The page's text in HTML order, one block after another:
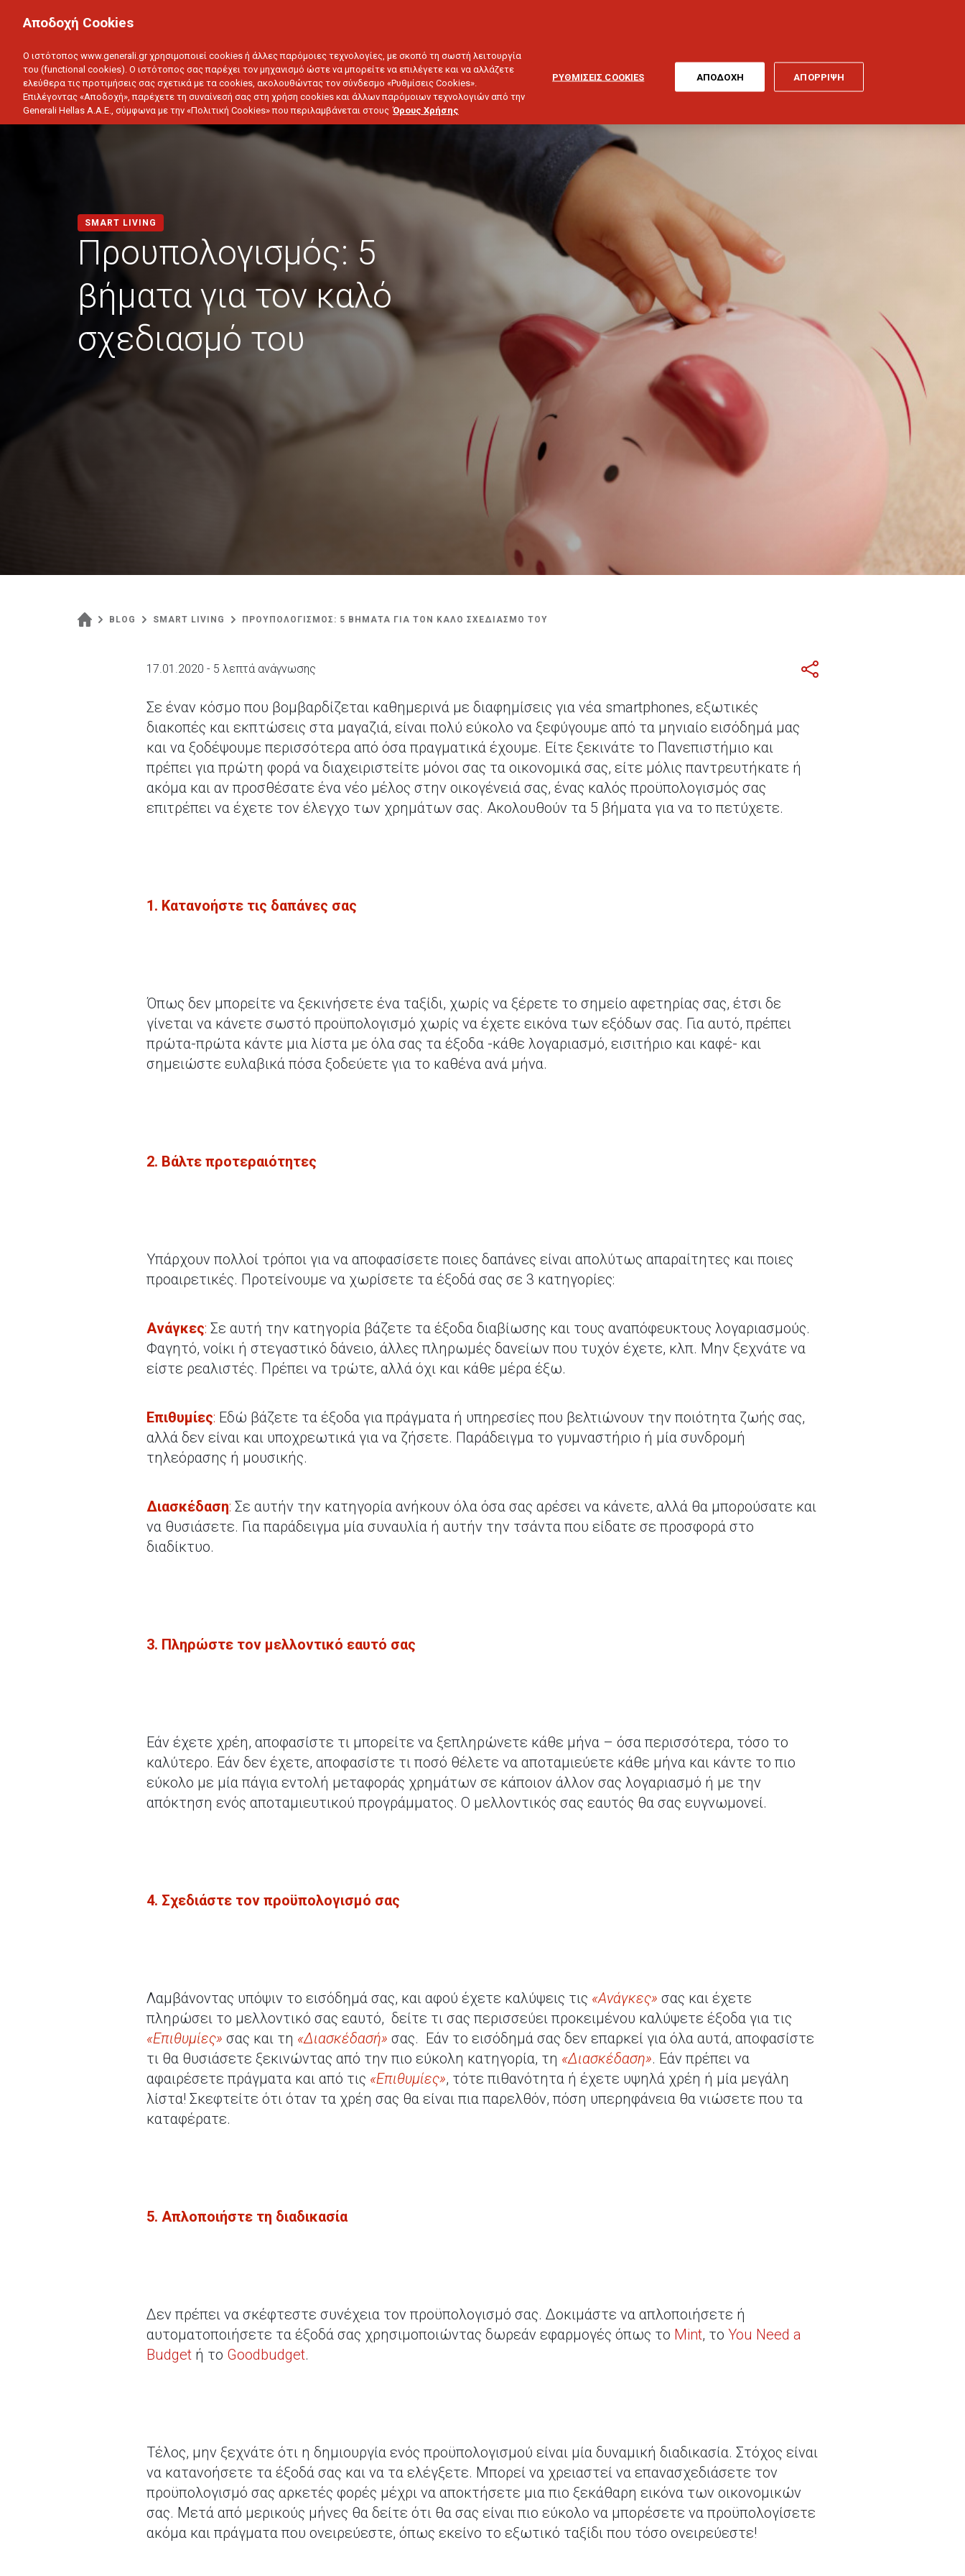
ΥΓΕΙΑ ΑΥΤΟΚΙΝΗΤΟ ΣΠΙΤΙ ΑΠΟΤΑΜΙΕΥΣΗ & ΕΠΕΝΔΥΣΕΙΣ ΤΑΞΙΔΙ ΣΚΑΦΟΣ
SMART LIVING
Προυπολογισμός: 5
βήματα για τον καλό
σχεδιασμό του
BLOG SMART LIVING ΠΡΟΥΠΟΛΟΓΙΣΜΟΣ: 5 ΒΗΜΑΤΑ ΓΙΑ ΤΟΝ ΚΑΛΟ ΣΧΕΔΙΑΣΜΟ ΤΟΥ
17.01.2020 - 5 λεπτά ανάγνωσης
Σε έναν κόσμο που βομβαρδίζεται καθημερινά με διαφημίσεις για νέα smartphones, εξωτικές
διακοπές και εκπτώσεις στα μαγαζιά, είναι πολύ εύκολο να ξεφύγουμε από τα μηνιαίο εισόδημά μας
και να ξοδέψουμε περισσότερα από όσα πραγματικά έχουμε. Είτε ξεκινάτε το Πανεπιστήμιο και
πρέπει για πρώτη φορά να διαχειριστείτε μόνοι σας τα οικονομικά σας, είτε μόλις παντρευτήκατε ή
ακόμα και αν προσθέσατε ένα νέο μέλος στην οικογένειά σας, ένας καλός προϋπολογισμός σας
επιτρέπει να έχετε τον έλεγχο των χρημάτων σας. Ακολουθούν τα 5 βήματα για να το πετύχετε.
1. Κατανοήστε τις δαπάνες σας
Όπως δεν μπορείτε να ξεκινήσετε ένα ταξίδι, χωρίς να ξέρετε το σημείο αφετηρίας σας, έτσι δε
γίνεται να κάνετε σωστό προϋπολογισμό χωρίς να έχετε εικόνα των εξόδων σας. Για αυτό, πρέπει
πρώτα-πρώτα κάντε μια λίστα με όλα σας τα έξοδα -κάθε λογαριασμό, εισιτήριο και καφέ- και
σημειώστε ευλαβικά πόσα ξοδεύετε για το καθένα ανά μήνα.
2. Βάλτε προτεραιότητες
Υπάρχουν πολλοί τρόποι για να αποφασίσετε ποιες δαπάνες είναι απολύτως απαραίτητες και ποιες
προαιρετικές. Προτείνουμε να χωρίσετε τα έξοδά σας σε 3 κατηγορίες:
Ανάγκες: Σε αυτή την κατηγορία βάζετε τα έξοδα διαβίωσης και τους αναπόφευκτους λογαριασμούς.
Φαγητό, νοίκι ή στεγαστικό δάνειο, άλλες πληρωμές δανείων που τυχόν έχετε, κλπ. Μην ξεχνάτε να
είστε ρεαλιστές. Πρέπει να τρώτε, αλλά όχι και κάθε μέρα έξω.
Επιθυμίες: Εδώ βάζετε τα έξοδα για πράγματα ή υπηρεσίες που βελτιώνουν την ποιότητα ζωής σας,
αλλά δεν είναι και υποχρεωτικά για να ζήσετε. Παράδειγμα το γυμναστήριο ή μία συνδρομή
τηλεόρασης ή μουσικής.
Διασκέδαση: Σε αυτήν την κατηγορία ανήκουν όλα όσα σας αρέσει να κάνετε, αλλά θα μπορούσατε και
να θυσιάσετε. Για παράδειγμα μία συναυλία ή αυτήν την τσάντα που είδατε σε προσφορά στο
διαδίκτυο.
3. Πληρώστε τον μελλοντικό εαυτό σας
Εάν έχετε χρέη, αποφασίστε τι μπορείτε να ξεπληρώνετε κάθε μήνα – όσα περισσότερα, τόσο το
καλύτερο. Εάν δεν έχετε, αποφασίστε τι ποσό θέλετε να αποταμιεύετε κάθε μήνα και κάντε το πιο
εύκολο με μία πάγια εντολή μεταφοράς χρημάτων σε κάποιον άλλον σας λογαριασμό ή με την
απόκτηση ενός αποταμιευτικού προγράμματος. Ο μελλοντικός σας εαυτός θα σας ευγνωμονεί.
4. Σχεδιάστε τον προϋπολογισμό σας
Λαμβάνοντας υπόψιν το εισόδημά σας, και αφού έχετε καλύψεις τις «Ανάγκες» σας και έχετε
πληρώσει το μελλοντικό σας εαυτό, δείτε τι σας περισσεύει προκειμένου καλύψετε έξοδα για τις
«Επιθυμίες» σας και τη «Διασκέδασή» σας. Εάν το εισόδημά σας δεν επαρκεί για όλα αυτά, αποφασίστε
τι θα θυσιάσετε ξεκινώντας από την πιο εύκολη κατηγορία, τη «Διασκέδαση». Εάν πρέπει να
αφαιρέσετε πράγματα και από τις «Επιθυμίες», τότε πιθανότητα ή έχετε υψηλά χρέη ή μία μεγάλη
λίστα! Σκεφτείτε ότι όταν τα χρέη σας θα είναι πια παρελθόν, πόση υπερηφάνεια θα νιώσετε που τα
καταφέρατε.
5. Απλοποιήστε τη διαδικασία
Δεν πρέπει να σκέφτεστε συνέχεια τον προϋπολογισμό σας. Δοκιμάστε να απλοποιήσετε ή
αυτοματοποιήσετε τα έξοδά σας χρησιμοποιώντας δωρεάν εφαρμογές όπως το Mint, το You Need a
Budget ή το Goodbudget.
Τέλος, μην ξεχνάτε ότι η δημιουργία ενός προϋπολογισμού είναι μία δυναμική διαδικασία. Στόχος είναι
να κατανοήσετε τα έξοδά σας και να τα ελέγξετε. Μπορεί να χρειαστεί να επανασχεδιάσετε τον
προϋπολογισμό σας αρκετές φορές μέχρι να αποκτήσετε μια πιο ξεκάθαρη εικόνα των οικονομικών
σας. Μετά από μερικούς μήνες θα δείτε ότι θα σας είναι πιο εύκολο να μπορέσετε να προϋπολογίσετε
ακόμα και πράγματα που ονειρεύεστε, όπως εκείνο το εξωτικό ταξίδι που τόσο ονειρεύεστε!
Αποδοχή Cookies
Ο ιστότοπος www.generali.gr χρησιμοποιεί cookies ή άλλες παρόμοιες τεχνολογίες, με σκοπό τη σωστή λειτουργία
του (functional cookies). Ο ιστότοπος σας παρέχει τον μηχανισμό ώστε να μπορείτε να επιλέγετε και να αλλάζετε
ελεύθερα τις προτιμήσεις σας σχετικά με τα cookies, ακολουθώντας τον σύνδεσμο «Ρυθμίσεις Cookies».
Επιλέγοντας «Αποδοχή», παρέχετε τη συναίνεσή σας στη χρήση cookies και άλλων παρόμοιων τεχνολογιών από την
Generali Hellas A.A.E., σύμφωνα με την «Πολιτική Cookies» που περιλαμβάνεται στους Όρους Χρήσης
ΡΥΘΜΙΣΕΙΣ COOKIES ΑΠΟΡΡΙΨΗ
ΑΠΟΔΟΧΗ